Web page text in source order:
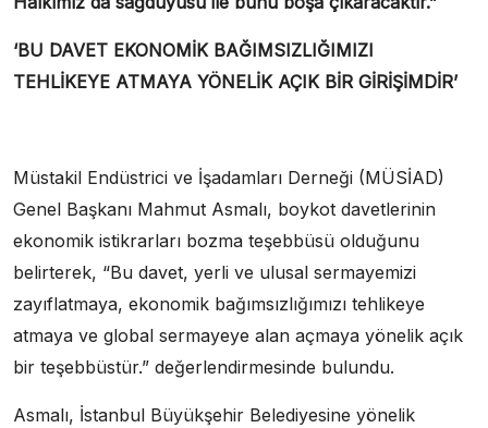
‘BU DAVET EKONOMİK BAĞIMSIZLIĞIMIZI
TEHLİKEYE ATMAYA YÖNELİK AÇIK BİR GİRİŞİMDİR’
Müstakil Endüstrici ve İşadamları Derneği (MÜSİAD)
Genel Başkanı Mahmut Asmalı, boykot davetlerinin
ekonomik istikrarları bozma teşebbüsü olduğunu
belirterek, “Bu davet, yerli ve ulusal sermayemizi
zayıflatmaya, ekonomik bağımsızlığımızı tehlikeye
atmaya ve global sermayeye alan açmaya yönelik açık
bir teşebbüstür.” değerlendirmesinde bulundu.
Asmalı, İstanbul Büyükşehir Belediyesine yönelik